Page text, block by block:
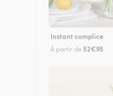
Instant complice
À partir de 52€95